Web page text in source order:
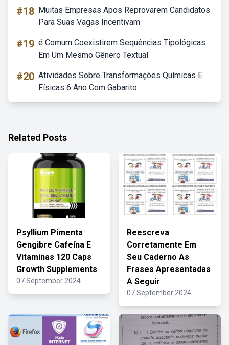
#18 Muitas Empresas Apos Reprovarem Candidatos
Para Suas Vagas Incentivam
#19 é Comum Coexistirem Sequências Tipológicas
Em Um Mesmo Gênero Textual
#20 Atividades Sobre Transformações Químicas E
Físicas 6 Ano Com Gabarito
Related Posts
Psyllium Pimenta
Gengibre Cafeína E
Vitaminas 120 Caps
Growth Supplements
07 September 2024
Reescreva
Corretamente Em
Seu Caderno As
Frases Apresentadas
A Seguir
07 September 2024